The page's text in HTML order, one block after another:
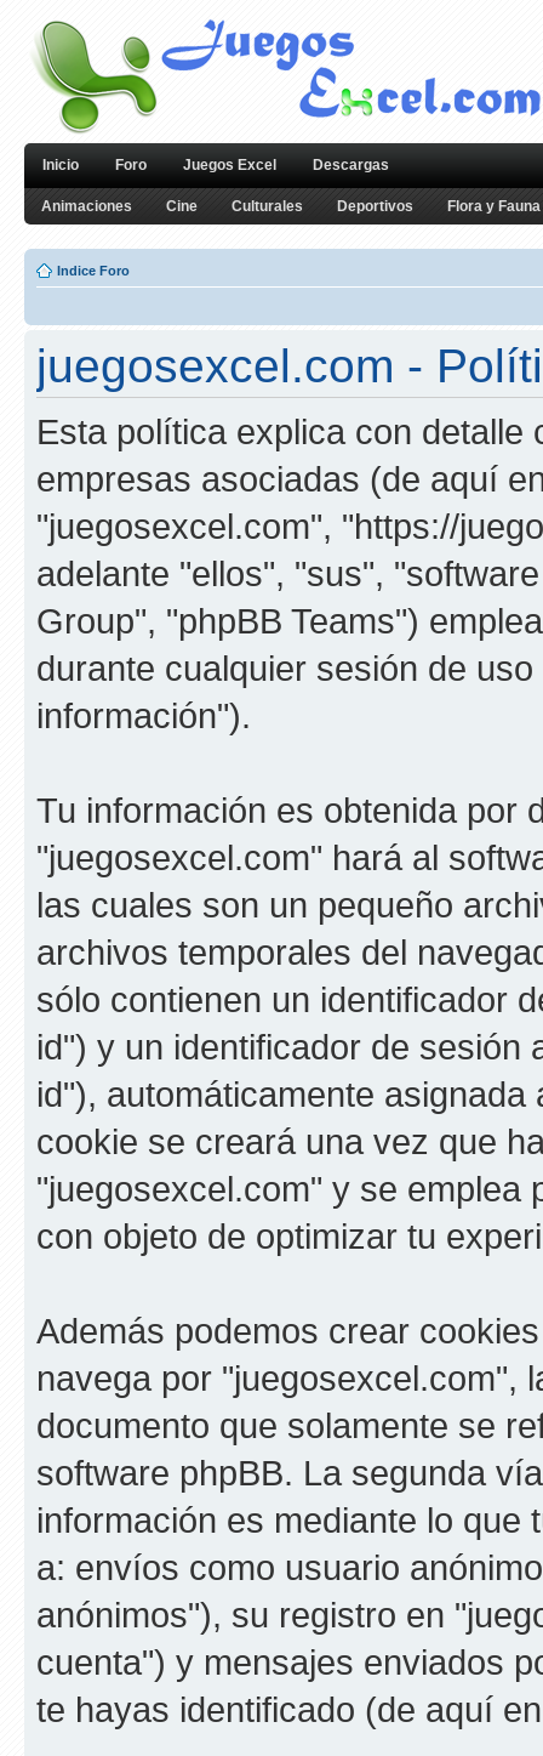
Inicio Foro Juegos Excel Descargas
Animaciones Cine Culturales Deportivos Flora y Fauna
Indice Foro
juegosexcel.com -
Esta política explica con
empresas asociadas (de aquí
"juegosexcel.com", "https://
adelante "ellos", "sus",
Group", "phpBB Teams")
durante cualquier sesión de
información").
Tu información es obtenida por
"juegosexcel.com" hará al
las cuales son un pequeño
archivos temporales del
sólo contienen un identificador
id") y un identificador de sesión
id"), automáticamente
cookie se creará una vez que
"juegosexcel.com" y se emplea
con objeto de optimizar tu
Además podemos crear
navega por "juegosexcel.com",
documento que solamente se
software phpBB. La segunda
información es mediante lo que
a: envíos como usuario
anónimos"), su registro en
cuenta") y mensajes enviados
te hayas identificado (de aquí